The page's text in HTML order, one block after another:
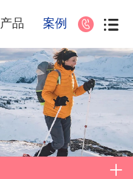
产品 案例